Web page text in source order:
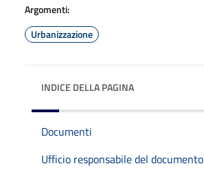
Argomenti:
Urbanizzazione
INDICE DELLA PAGINA
Documenti
Ufficio responsabile del documento